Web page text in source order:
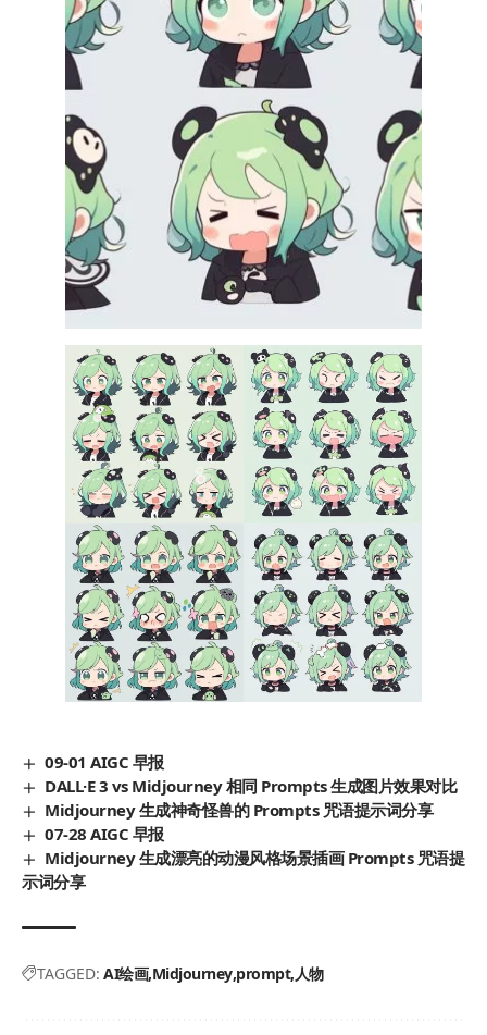
09-01 AIGC 早报
DALL·E 3 vs Midjourney 相同 Prompts 生成图片效果对比
Midjourney 生成神奇怪兽的 Prompts 咒语提示词分享
07-28 AIGC 早报
Midjourney 生成漂亮的动漫风格场景插画 Prompts 咒语提
示词分享
TAGGED: AI绘画 Midjourney prompt 人物